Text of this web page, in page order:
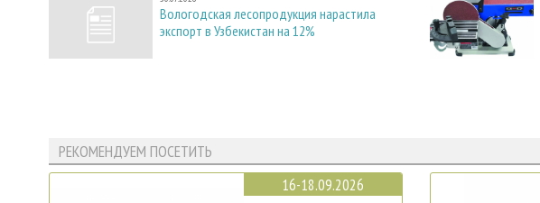
Вологодская лесопродукция нарастила
экспорт в Узбекистан на 12%
РЕКОМЕНДУЕМ ПОСЕТИТЬ
16-18.09.2026